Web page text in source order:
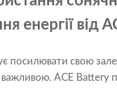
енергії від
свою
важливою. ACE